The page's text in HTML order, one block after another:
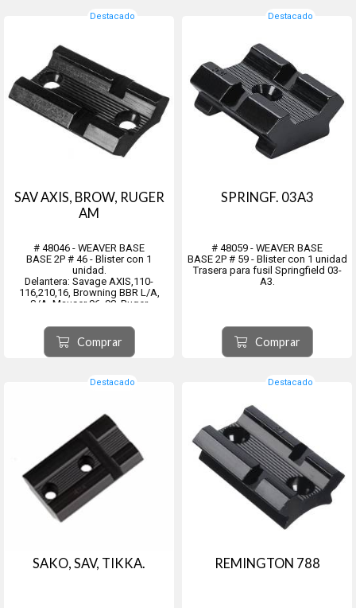
Mossberg MPV, R...
Destacado
SAV AXIS, BROW, RUGER
AM
# 48046 - WEAVER BASE
BASE 2P # 46 - Blister con 1
unidad.
Delantera: Savage AXIS,110-
116,210,16, Browning BBR L/A,
S/A, Mauser 96, 98, Ruger
770, Marlin XL7, XS7, X7
Trasera: Savage AXIS,110-
116,210,16, Ruger American,
Winchester 52 y Stevens 200
Comprar
Destacado
SPRINGF. 03A3
# 48059 - WEAVER BASE
BASE 2P # 59 - Blister con 1 unidad
Trasera para fusil Springfield 03-
A3.
Comprar
Destacado
SAKO, SAV, TIKKA.
Destacado
REMINGTON 788